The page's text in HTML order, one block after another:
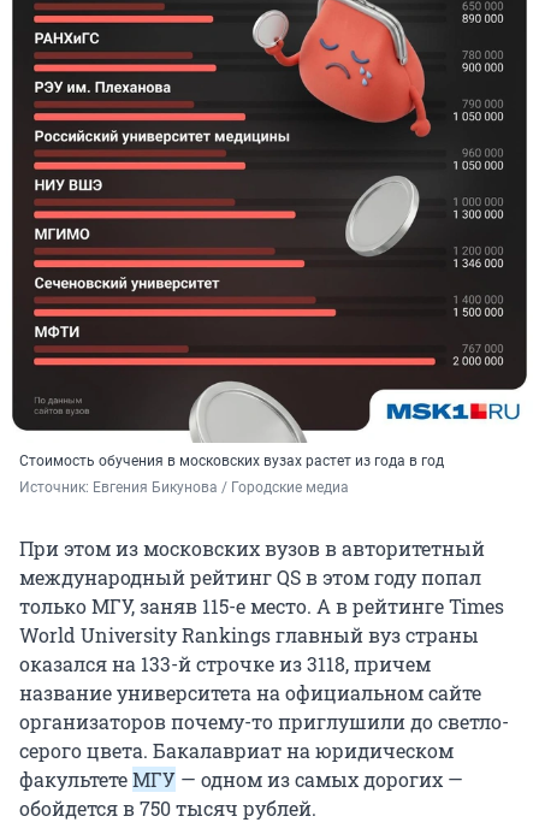
Стоимость обучения в московских вузах растет из года в год
Источник: Евгения Бикунова / Городские медиа
При этом из московских вузов в авторитетный
международный рейтинг QS в этом году попал
только МГУ, заняв 115-еместо. А в рейтинге Times
World University Rankings главный вуз страны
оказался на 133-йстрочке из 3118, причем
название университета на официальном сайте
организаторов почему-то приглушили до светло-
серого цвета. Бакалавриат на юридическом
факультетеМГУ — одном из самых дорогих —
обойдется в750тысяч рублей.